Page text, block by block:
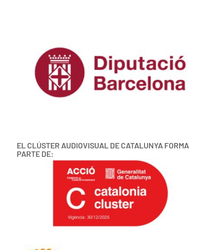
EL CLÚSTER AUDIOVISUAL DE CATALUNYA FORMA
PARTE DE: